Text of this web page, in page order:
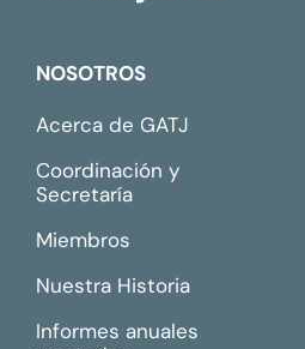
NOSOTROS
Acerca de GATJ
Coordinación y
Secretaría
Miembros
Nuestra Historia
Informes anuales